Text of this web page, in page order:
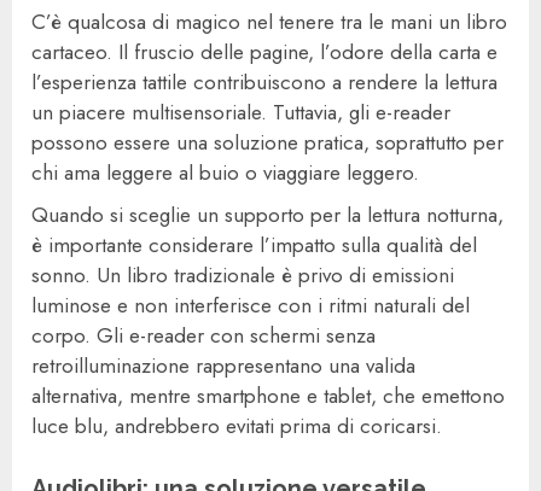
C’è qualcosa di magico nel tenere tra le mani un libro
cartaceo. Il fruscio delle pagine, l’odore della carta e
l’esperienza tattile contribuiscono a rendere la lettura
un piacere multisensoriale. Tuttavia, gli e-reader
possono essere una soluzione pratica, soprattutto per
chi ama leggere al buio o viaggiare leggero.
Quando si sceglie un supporto per la lettura notturna,
è importante considerare l’impatto sulla qualità del
sonno. Un libro tradizionale è privo di emissioni
luminose e non interferisce con i ritmi naturali del
corpo. Gli e-reader con schermi senza
retroilluminazione rappresentano una valida
alternativa, mentre smartphone e tablet, che emettono
luce blu, andrebbero evitati prima di coricarsi.